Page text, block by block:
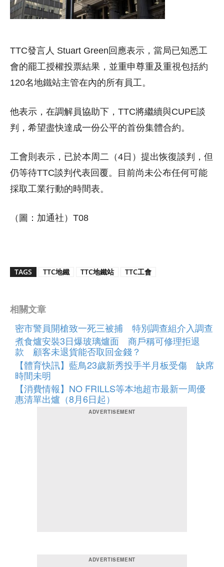
TTC發言人 Stuart Green回應表示，當局已知悉工
會的罷工授權投票結果，並重申尊重及重視包括約
120名地鐵站主管在內的所有員工。
他表示，在調解員協助下，TTC將繼續與CUPE談
判，希望盡快達成一份公平的首份集體合約。
工會則表示，已於本周二（4日）提出恢復談判，但
仍等待TTC談判代表回覆。目前尚未公布任何可能
採取工業行動的時間表。
（圖：加通社）T08
TAGS TTC地鐵 TTC地鐵站 TTC工會
相關文章
密市警員開槍致一死三被捕 特別調查組介入調查
煮食爐安裝3日爆玻璃爐面 商戶稱可修理拒退
款 顧客未退貨能否取回金錢？
【體育快訊】藍鳥23歲新秀投手半月板受傷 缺席
時間未明
【消費情報】NO FRILLS等本地超市最新一周優
惠清單出爐（8月6日起）